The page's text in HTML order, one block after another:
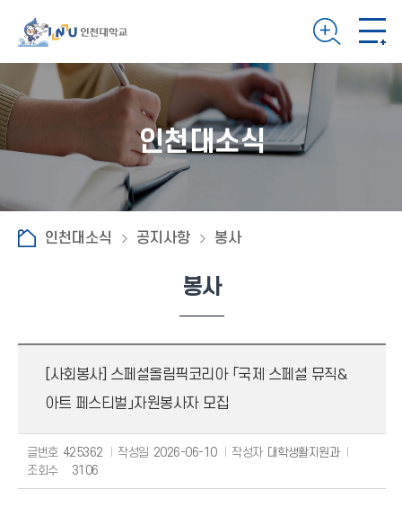
인천대소식
인천대소식 공지사항 봉사
봉사
[사회봉사] 스페셜올림픽코리아 「국제 스페셜 뮤직&
아트 페스티벌」자원봉사자 모집
글번호 425362 작성일 2026-06-10 작성자
대학생활지원과
조회수
3106